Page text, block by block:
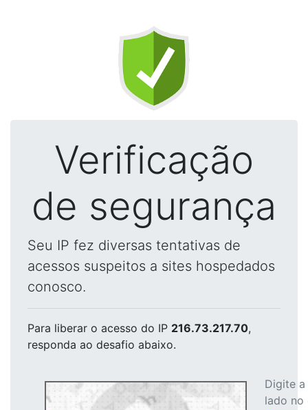
Verificação
de segurança
Seu IP fez diversas tentativas de
acessos suspeitos a sites hospedados
conosco.
Para liberar o acesso do IP 216.73.217.70,
responda ao desafio abaixo.
Digite
lado no